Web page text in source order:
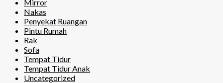
Mirror
Nakas
Penyekat Ruangan
Pintu Rumah
Rak
Sofa
Tempat Tidur
Tempat Tidur Anak
Uncategorized